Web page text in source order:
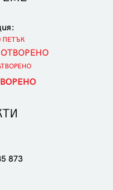
ПЕТЪК
ОТВОРЕНО
873